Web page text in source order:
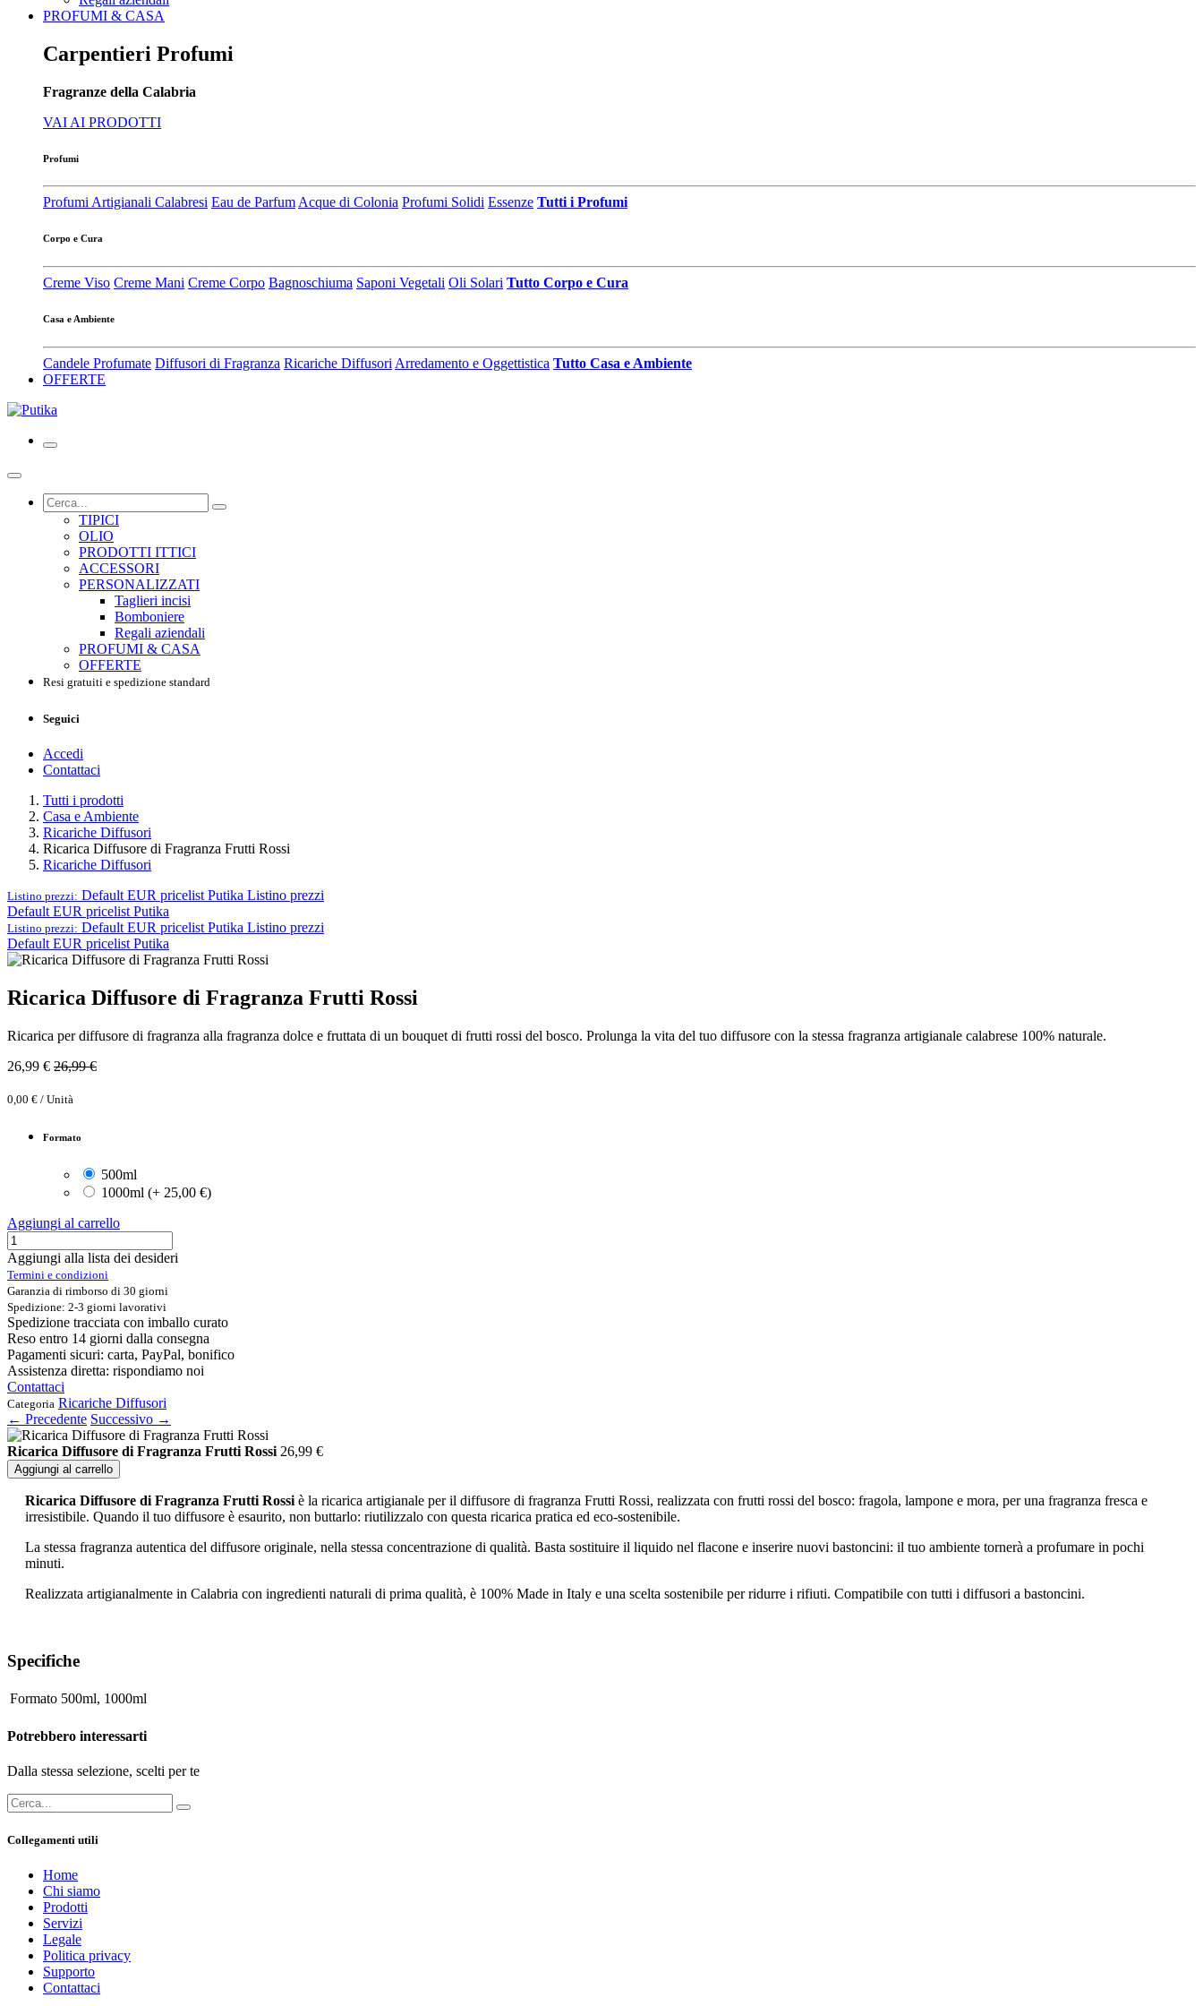
PROFUMI & CASA
Carpentieri Profumi
Fragranze della Calabria
VAI AI PRODOTTI
Profumi
Profumi Artigianali Calabresi Eau de ParfumAcque di Colonia Profumi Solidi Essenze Tutti i Profumi
Corpo e Cura
Creme Viso Creme Mani Creme Corpo Bagnoschiuma Saponi Vegetali Oli Solari Tutto Corpo e Cura
Casa e Ambiente
Candele Profumate Diffusori di Fragranza Ricariche Diffusori Arredamento e Oggettistica Tutto Casa e Ambiente
OFFERTE
TIPICI
OLIO
PRODOTTI ITTICI
ACCESSORI
PERSONALIZZATI
Taglieri incisi
Bomboniere
Regali aziendali
PROFUMI & CASA
OFFERTE
Resi gratuiti e spedizione standard
Seguici
Accedi
Contattaci
Tutti i prodotti
Casa e Ambiente
Ricariche Diffusori
Ricarica Diffusore di Fragranza Frutti Rossi
Ricariche Diffusori
Listino prezzi: Default EUR pricelist Putika Listino prezzi
Default EUR pricelist Putika
Listino prezzi: Default EUR pricelist Putika Listino prezzi
Default EUR pricelist Putika
Ricarica Diffusore di Fragranza Frutti Rossi
Ricarica per diffusore di fragranza alla fragranza dolce e fruttata di un bouquet di frutti rossi del bosco. Prolunga la vita del tuo diffusore con la stessa fragranza artigianale calabrese 100% naturale.
26,99 € 26,99€
0,00 € / Unità
Formato
500ml
1000ml (+ 25,00 €)
Aggiungi al carrello
Aggiungi alla lista dei desideri
Termini e condizioni
Garanzia di rimborso di 30 giorni
Spedizione: 2-3 giorni lavorativi
Spedizione tracciata con imballo curato
Reso entro 14 giorni dalla consegna
Pagamenti sicuri: carta, PayPal, bonifico
Assistenza diretta: rispondiamo noi
Contattaci
Categoria Ricariche Diffusori
← Precedente Successivo →
Ricarica Diffusore di Fragranza Frutti Rossi 26,99 €
Aggiungi al carrello
Ricarica Diffusore di Fragranza Frutti Rossiè la ricarica artigianale per il diffusore di fragranza Frutti Rossi, realizzata con frutti rossi del bosco: fragola, lampone e mora, per una fragranza fresca e
irresistibile. Quando il tuo diffusore è esaurito, non buttarlo: riutilizzalo con questa ricarica pratica ed eco-sostenibile.
La stessa fragranza autentica del diffusore originale, nella stessa concentrazione di qualità. Basta sostituire il liquido nel flacone e inserire nuovi bastoncini: il tuo ambiente tornerà a profumare in pochi
minuti.
Realizzata artigianalmente in Calabria con ingredienti naturali di prima qualità, è 100% Made in Italy e una scelta sostenibile per ridurre i rifiuti. Compatibile con tutti i diffusori a bastoncini.
Specifiche
Formato 500ml, 1000ml
Potrebbero interessarti
Dalla stessa selezione, scelti per te
Collegamenti utili
Home
Chi siamo
Prodotti
Servizi
Legale
Politica privacy
Supporto
Contattaci